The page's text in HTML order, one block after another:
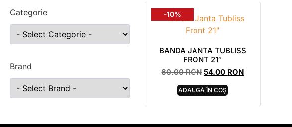
Categorie
Brand
-10%
BANDA JANTA TUBLISS
FRONT 21″
60.00RON 54.00 RON
ADAUGĂ ÎN COȘ